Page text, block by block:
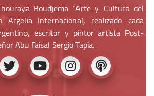
Boudjema “Arte y Cultura del
Argelia Internacional, realizado cada
escritor y pintor artista Post-
Abu Faisal Sergio Tapia.